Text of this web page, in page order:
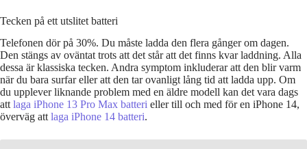
Tecken på ett utslitet batteri
Telefonen dör på 30%. Du måste ladda den flera gånger om dagen.
Den stängs av oväntat trots att det står att det finns kvar laddning. Alla
dessa är klassiska tecken. Andra symptom inkluderar att den blir varm
när du bara surfar eller att den tar ovanligt lång tid att ladda upp. Om
du upplever liknande problem med en äldre modell kan det vara dags
att laga iPhone 13 Pro Max batteri eller till och med för en iPhone 14,
överväg att laga iPhone 14 batteri.